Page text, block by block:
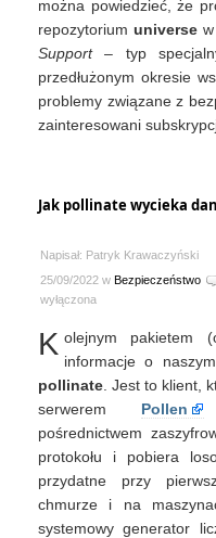
można powiedzieć, że
repozytoriumuniverse
Support– typ
przedłużonym okresie
problemy związane z
zainteresowani
Jak pollinate wycieka
Napisał: Patryk Krawaczyński
25/09/2022 w Bezpieczeństwo
wyłączona
K olejnym pakietem
informacje o
pollinate . Jest to klient,
serwerem Pollen
pośrednictwem
protokołu i pobiera
przydatne przy
chmurze i na
systemowy generator